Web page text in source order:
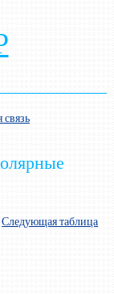
связь
Следующая таблица